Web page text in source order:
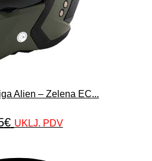
Alien – Zelena EC...
€ UKLJ. PDV